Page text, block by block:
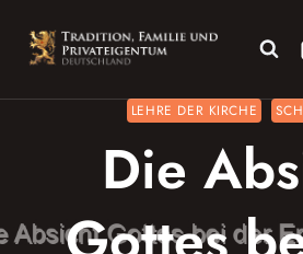
Inhalt
springen
LEHRE DER KIRCHE
Die